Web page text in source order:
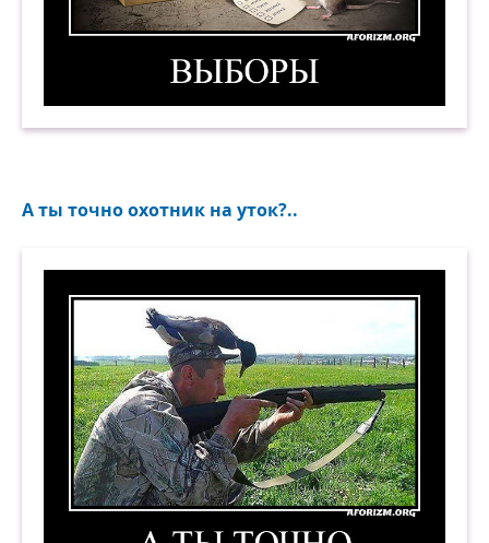
А ты точно охотник на уток?..